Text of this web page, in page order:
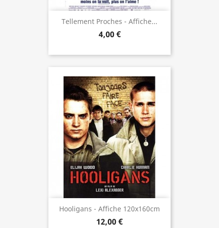
Tellement Proches - Affiche...
4,00 €
Hooligans - Affiche 120x160cm
12,00 €